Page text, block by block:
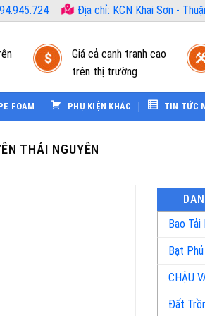
Địa chỉ: KCN Khai Sơn -
Giá cả cạnh tranh cao
trên thị trường
FOAM PHỤ KIỆN KHÁC TIN TỨC
THÁI NGUYÊN
Bao
Bạt
CHẬU
Đất